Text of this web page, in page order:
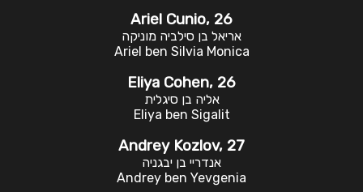
Ariel Cunio, 26
אריאל בן סילביה מוניקה
Ariel ben Silvia Monica
Eliya Cohen, 26
אליה בן סיגלית
Eliya ben Sigalit
Andrey Kozlov, 27
אנדריי בן יבגניה
Andrey ben Yevgenia